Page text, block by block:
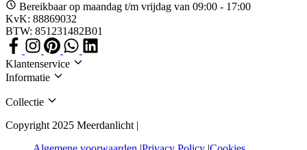
Bereikbaar op maandag t/m vrijdag van 09:00 - 17:00
KvK: 88869032
BTW: 851231482B01
Klantenservice
Informatie
Collectie
Copyright 2025 Meerdanlicht |